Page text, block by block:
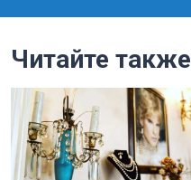
Читайте также